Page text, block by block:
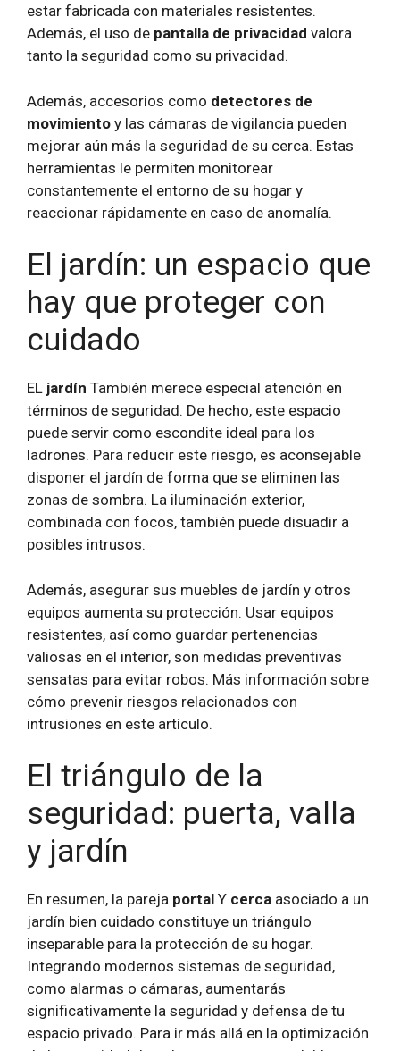
estar fabricada con materiales resistentes.
Además, el uso de pantalla de privacidad valora
tanto la seguridad como su privacidad.
Además, accesorios como detectores de
movimiento y las cámaras de vigilancia pueden
mejorar aún más la seguridad de su cerca. Estas
herramientas le permiten monitorear
constantemente el entorno de su hogar y
reaccionar rápidamente en caso de anomalía.
El jardín: un espacio que
hay que proteger con
cuidado
EL jardín También merece especial atención en
términos de seguridad. De hecho, este espacio
puede servir como escondite ideal para los
ladrones. Para reducir este riesgo, es aconsejable
disponer el jardín de forma que se eliminen las
zonas de sombra. La iluminación exterior,
combinada con focos, también puede disuadir a
posibles intrusos.
Además, asegurar sus muebles de jardín y otros
equipos aumenta su protección. Usar equipos
resistentes, así como guardar pertenencias
valiosas en el interior, son medidas preventivas
sensatas para evitar robos. Más información sobre
cómo prevenir riesgos relacionados con
intrusiones en este artículo.
El triángulo de la
seguridad: puerta, valla
y jardín
En resumen, la pareja portal Y cerca asociado a un
jardín bien cuidado constituye un triángulo
inseparable para la protección de su hogar.
Integrando modernos sistemas de seguridad,
como alarmas o cámaras, aumentarás
significativamente la seguridad y defensa de tu
espacio privado. Para ir más allá en la optimización